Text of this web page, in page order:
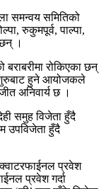
समन्वय समितिको
रुकुमपूर्व, पाल्पा,
।
रोकिएका छन्
शुरुबाट हुने आयोजकले
अनिवार्य छ ।
समुह विजेता हुँदै
उपविजेता हुँदै
क्वाटरफाईनल प्रवेश
प्रवेश गर्दा